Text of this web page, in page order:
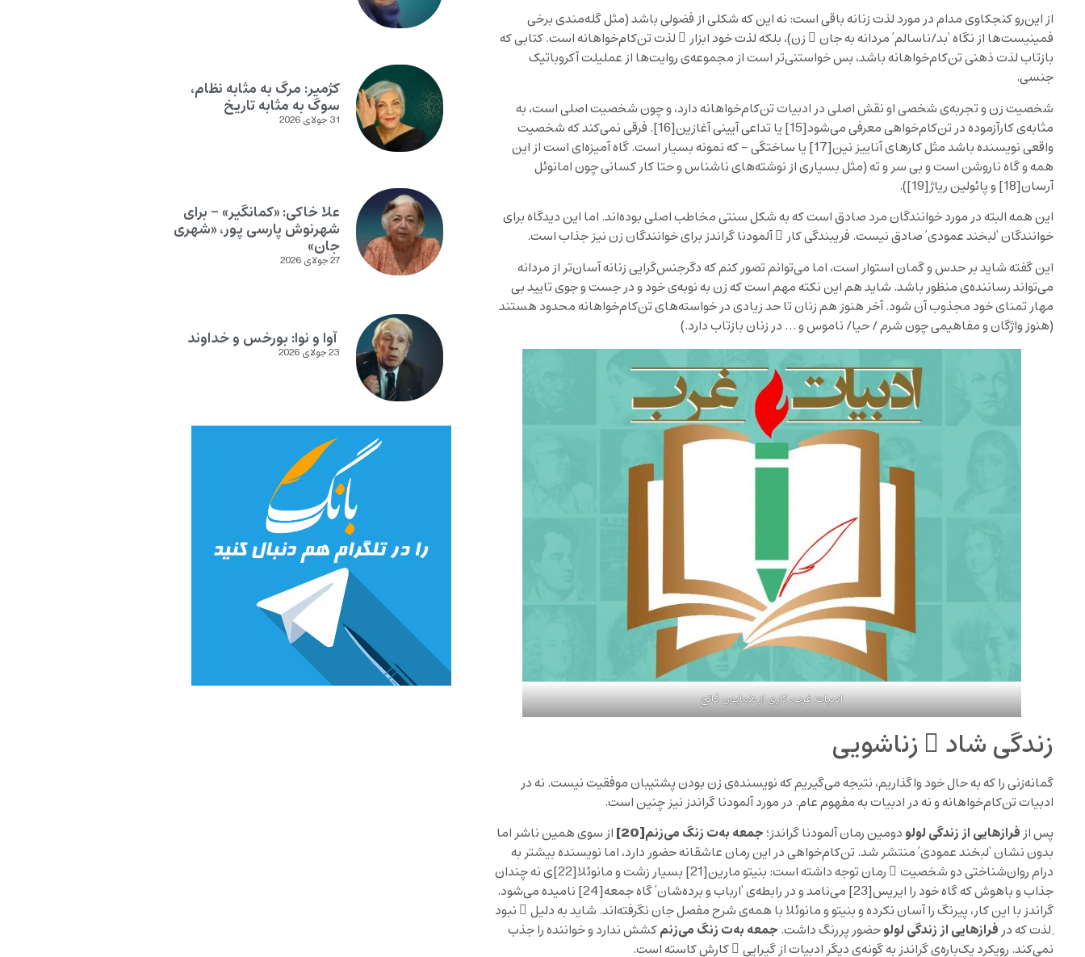
از این‌رو کنجکاوی مدام در مورد لذت زنانه باقی است: نه این که شکلی از فضولی باشد (مثل گله‌مندی برخی
فمینیست‌ها از نگاه ‘بد/ناسالم’ مردانه به جان ِ زن)، بلکه لذت خود ابزار ِ لذت تن‌کام‌خواهانه است. کتابی که
بازتاب لذت ذهنی تن‌کام‌خواهانه باشد، بس خواستنی‌تر است از مجموعه‌ی روایت‌ها از عملیلت آکروباتیک
جنسی.
شخصیت زن و تجربه‌ی شخصی او نقش اصلی در ادبیات تن‌کام‌خواهانه دارد، و چون شخصیت اصلی است، به
مثابه‌ی کارآزموده در تن‌کام‌خواهی معرفی می‌شود[15] یا تداعی آیینی آغازین[16]
. فرقی نمی‌کند که شخصیت
واقعی نویسنده باشد مثل کارهای آناییز نین[17]
یا ساختگی – که نمونه بسیار است. گاه آمیزه‌ای است از این
همه و گاه ناروشن است و بی سر و ته (مثل بسیاری از نوشته‌های ناشناس و حتا کار کسانی چون امانوئل
آرسان[18] و پائولین ریاژ[19]
).
این همه البته در مورد خوانندگان مرد صادق است که به شکل سنتی مخاطب اصلی بوده‌اند. اما این دیدگاه برای
خوانندگان ‘لبخند عمودی’ صادق نیست. فریبندگی کار ِ آلمودنا گراندز برای خوانندگان زن نیز جذاب است.
این گفته شاید بر حدس و گمان استوار است، اما می‌توانم تصور کنم که دگرجنس‌گرایی زنانه آسان‌تر از مردانه
می‌تواند رساننده‌ی منظور باشد. شاید هم این نکته مهم است که زن به نوبه‌ی خود و در جست و جوی تایید بی
مهار تمنای خود مجذوب آن شود. آخر هنوز هم زنان تا حد زیادی در خواسته‌های تن‌کام‌خواهانه محدود هستند
(هنوز واژگان و مفاهیمی چون شرم / حیا/ ناموس و … در زنان بازتاب دارد.)
ادبیات غرب، کاری از همایون فاتح
زندگی شاد ِ زناشویی
گمانه‌زنی را که به حال خود واگذاریم، نتیجه می‌گیریم که نویسنده‌ی زن بودن پشتیبان موفقیت نیست. نه در
ادبیات تن‌کام‌خواهانه و نه در ادبیات به مفهوم عام. در مورد آلمودنا گراندز نیز چنین است.
پس ازفرازهایی از زندگی لولو دومین رمان‌ آلمودنا گراندز؛ جمعه به‌ت زنگ می‌زنم[20]
از سوی همین ناشر اما
بدون نشان ‘لبخند عمودی’ منتشر شد. تن‌کام‌خواهی در این رمان عاشقانه حضور دارد، اما نویسنده بیشتر به
درام روان‌شناختی دو شخصیت ِ رمان توجه داشته است: بنیتو مارین[21] بسیار زشت و مانوئلا[22]
ی نه چندان
جذاب و باهوش که گاه خود را ایریس[23] می‌نامد و در رابطه‌ی ‘ارباب و برده‌شان’ گاه جمعه[24]
نامیده می‌شود.
گراندز با این کار، پیرنگ را آسان نکرده و بنیتو و مانوئلا با همه‌ی شرح‌ مفصل جان نگرفته‌اند. شاید به دلیل ِ نبود
ِ لذت که درفرازهایی از زندگی لولوحضور پررنگ داشت. جمعه به‌ت زنگ می‌زنمکشش ندارد و خواننده را جذب
نمی‌کند. رویکرد یک‌باره‌ی گراندز به گونه‌ی دیگر ادبیات از گیرایی ِ کارش کاسته است.
کژمیر: مرگ به مثابه نظام،
سوگ به مثابه تاریخ
31 جولای 2026
علا خاکی: «کمانگیر» – برای
شهرنوش پارسی پور، «شهری
جان»
27 جولای 2026
آوا و نوا: بورخس و خداوند
23 جولای 2026